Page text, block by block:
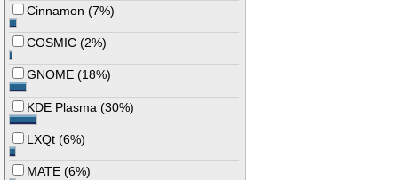
Cinnamon (7%)
COSMIC (2%)
GNOME (18%)
KDE Plasma (30%)
LXQt (6%)
MATE (6%)